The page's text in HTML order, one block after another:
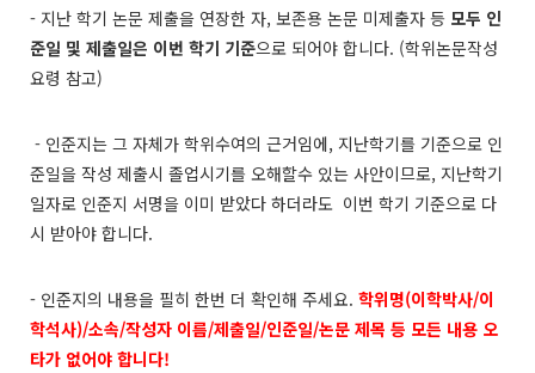
- 지난 학기 논문 제출을 연장한 자, 보존용 논문 미제출자 등 모두 인
준일 및 제출일은 이번 학기 기준으로 되어야 합니다. (학위논문작성
요령 참고)
- 인준지는 그 자체가 학위수여의 근거임에, 지난학기를 기준으로 인
준일을 작성 제출시 졸업시기를 오해할수 있는 사안이므로, 지난학기
일자로 인준지 서명을 이미 받았다 하더라도 이번 학기 기준으로 다
시 받아야 합니다.
- 인준지의 내용을 필히 한번 더 확인해 주세요. 학위명(이학박사/이
학석사)/소속/작성자 이름/제출일/인준일/논문 제목 등 모든 내용 오
타가 없어야 합니다!